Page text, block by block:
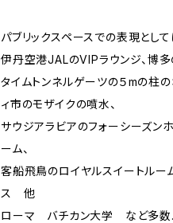
パブリックスペースでの表現とし
伊丹空港JALのVIPラウンジ、博
タイムトンネルゲーツの５mの柱
ィ市のモザイクの噴水、
サウジアラビアのフォーシーズン
ーム、
客船飛鳥のロイヤルスイートルー
ス 他
ローマ バチカン大学 など多数